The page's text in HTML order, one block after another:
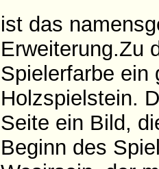
ist das
Erweiterung.Zu
Spielerfarbe ein
Holzspielstein.
Seite ein Bild,
Beginn des